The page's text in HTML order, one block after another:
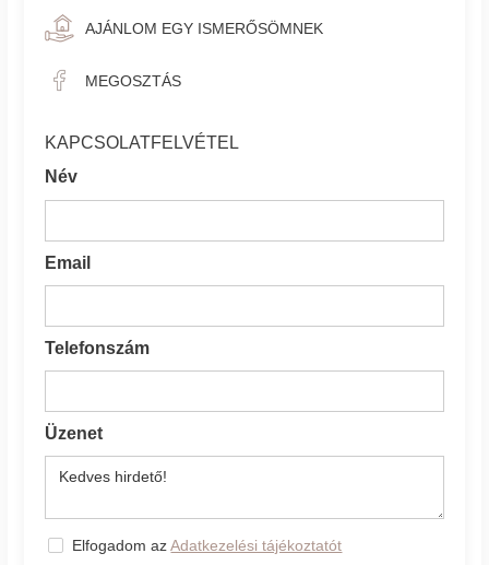
AJÁNLOM EGY ISMERŐSÖMNEK
MEGOSZTÁS
KAPCSOLATFELVÉTEL
Név
Email
Telefonszám
Üzenet
Elfogadom azAdatkezelési tájékoztatót